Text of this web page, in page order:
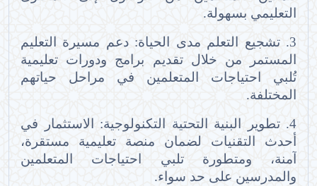
التعليمي بسهولة.
3. تشجيع التعلم مدى الحياة: دعم مسيرة التعليم
المستمر من خلال تقديم برامج ودورات تعليمية
تُلبي احتياجات المتعلمين في مراحل حياتهم
المختلفة.
4. تطوير البنية التحتية التكنولوجية: الاستثمار في
أحدث التقنيات لضمان منصة تعليمية مستقرة،
آمنة، ومتطورة تلبي احتياجات المتعلمين
والمدرسين على حد سواء.